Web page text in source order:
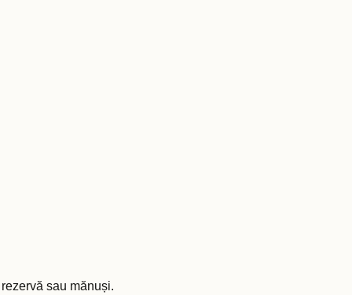
sau mănuși.